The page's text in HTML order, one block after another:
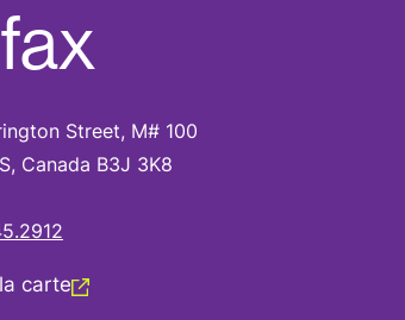
Street, M# 100
Canada B3J 3K8
carte